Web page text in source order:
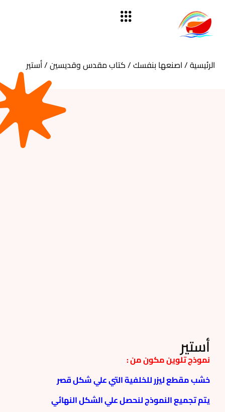
الرئيسية/اصنعها بنفسك/كتاب مقدس وقديسين/ أستير
أستير
نموذج تلوين مكون من :
خشب مقطع ليزر للخلفية التي علي شكل قصر
يتم تجميع النموذج لنحصل علي الشكل النهائي